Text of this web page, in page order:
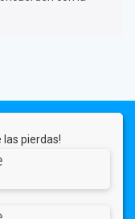
las pierdas!